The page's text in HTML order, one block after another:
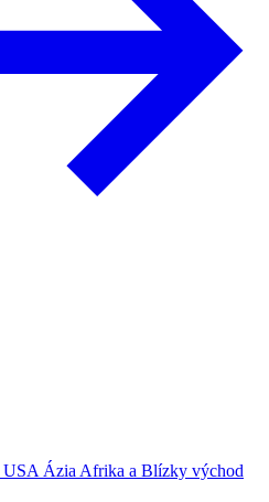
USA ÁziaAfrika a Blízky východ